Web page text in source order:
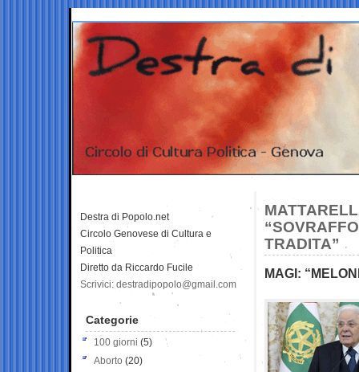
TRADITA”
MAGI:
Destra di Popolo.net
Circolo Genovese di Cultura e
Politica
Diretto da Riccardo Fucile
Scrivici: destradipopolo@gmail.com
Categorie
100 giorni (5)
Aborto (20)